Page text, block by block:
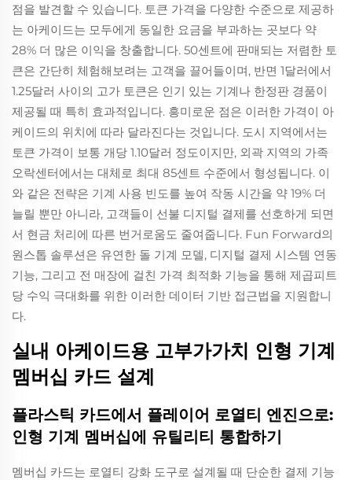
점을 발견할 수 있습니다. 토큰 가격을 다양한 수준으로 제공하
는 아케이드는 모두에게 동일한 요금을 부과하는 곳보다 약
28% 더 많은 이익을 창출합니다. 50센트에 판매되는 저렴한 토
큰은 간단히 체험해보려는 고객을 끌어들이며, 반면 1달러에서
1.25달러 사이의 고가 토큰은 인기 있는 기계나 한정판 경품이
제공될 때 특히 효과적입니다. 흥미로운 점은 이러한 가격이 아
케이드의 위치에 따라 달라진다는 것입니다. 도시 지역에서는
토큰 가격이 보통 개당 1.10달러 정도이지만, 외곽 지역의 가족
오락센터에서는 대체로 최대 85센트 수준에서 형성됩니다. 이
와 같은 전략은 기계 사용 빈도를 높여 작동 시간을 약 19% 더
늘릴 뿐만 아니라, 고객들이 선불 디지털 결제를 선호하게 되면
서 현금 처리에 따른 번거로움도 줄여줍니다. Fun Forward의
원스톱 솔루션은 유연한 돌 기계 모델, 디지털 결제 시스템 연동
기능, 그리고 전 매장에 걸친 가격 최적화 기능을 통해 제곱피트
당 수익 극대화를 위한 이러한 데이터 기반 접근법을 지원합니
다.
실내 아케이드용 고부가가치 인형 기계
멤버십 카드 설계
플라스틱 카드에서 플레이어 로열티 엔진으로:
인형 기계 멤버십에 유틸리티 통합하기
멤버십 카드는 로열티 강화 도구로 설계될 때 단순한 결제 기능